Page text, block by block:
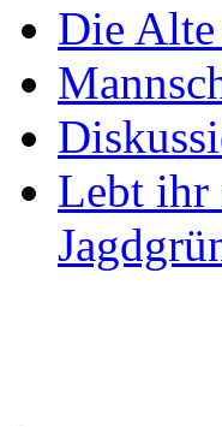
Die Alte
Lebt ihr